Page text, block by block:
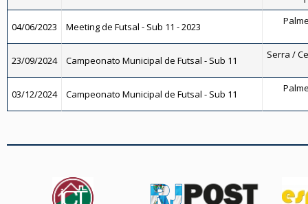
04/06/2023 Meeting de Futsal - Sub 11 - 2023
23/09/2024 Campeonato Municipal de Futsal - Sub 11 Serra /
03/12/2024 Campeonato Municipal de Futsal - Sub 11